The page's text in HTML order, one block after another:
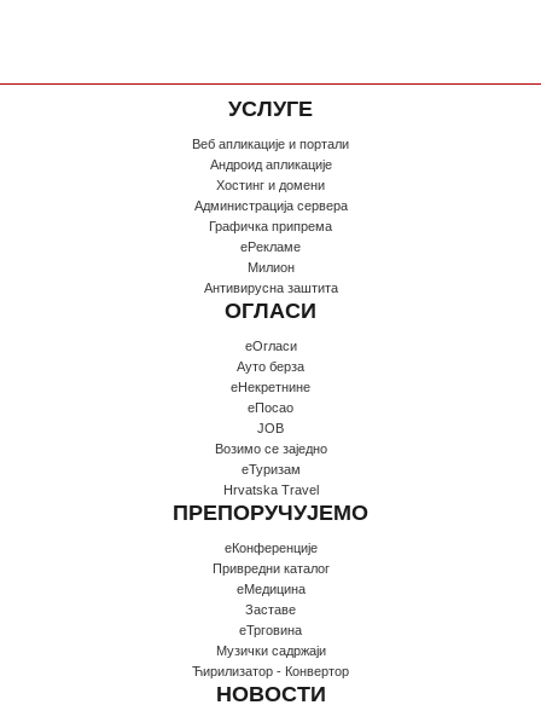
УСЛУГЕ
Веб апликације и портали
Андроид апликације
Хостинг и домени
Администрација сервера
Графичка припрема
еРекламе
Милион
Антивирусна заштита
ОГЛАСИ
еОгласи
Ауто берза
еНекретнине
еПосао
JOB
Возимо се заједно
еТуризам
Hrvatska Travel
ПРЕПОРУЧУЈЕМО
еКонференције
Привредни каталог
еМедицина
Заставе
еТрговина
Музички садржаји
Ћирилизатор - Конвертор
НОВОСТИ